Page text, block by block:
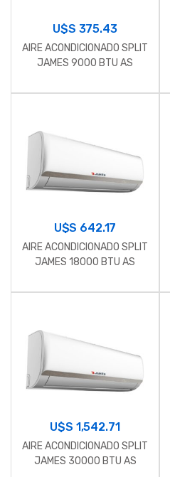
U$S 375.43
AIRE ACONDICIONADO SPLIT
JAMES 9000 BTU AS
U$S 642.17
AIRE ACONDICIONADO SPLIT
JAMES 18000 BTU AS
U$S 1,542.71
AIRE ACONDICIONADO SPLIT
JAMES 30000 BTU AS